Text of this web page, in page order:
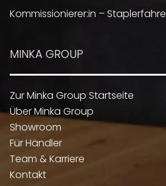
Kommissionierer:in –
MINKA GROUP
Zur Minka Group Startseite
Über Minka Group
Showroom
Für Händler
Team & Karriere
Kontakt